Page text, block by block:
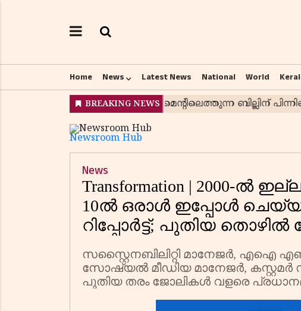
Home News Latest News National World
Newsroom Hub
News
Transformation | 2000-ൽ
10ൽ ഒരാൾ ഇപ്പോൾ
റിപ്പോർട്ട്; പുതിയ തൊഴിൽ
എല്ലാവരും തയ്യാറാണോ?
സസ്റ്റൈനബിലിറ്റി മാനേജർ, എഐ
സോഷ്യൽ മീഡിയ മാനേജർ,
പുതിയ തരം ജോലികൾ വളരെ